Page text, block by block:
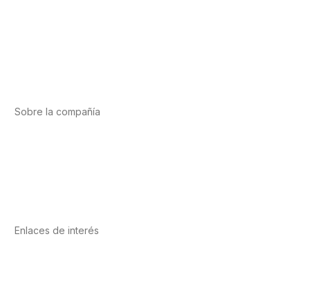
Sobre la compañía
Enlaces de interés